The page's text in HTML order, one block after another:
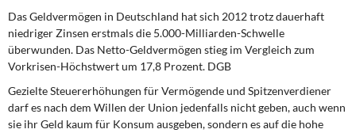
Das Geldvermögen in Deutschland hat sich 2012 trotz dauerhaft
niedriger Zinsen erstmals die 5.000-Milliarden-Schwelle
überwunden. Das Netto-Geldvermögen stieg im Vergleich zum
Vorkrisen-Höchstwert um 17,8 Prozent. DGB
Gezielte Steuererhöhungen für Vermögende und Spitzenverdiener
darf es nach dem Willen der Union jedenfalls nicht geben, auch wenn
sie ihr Geld kaum für Konsum ausgeben, sondern es auf die hohe